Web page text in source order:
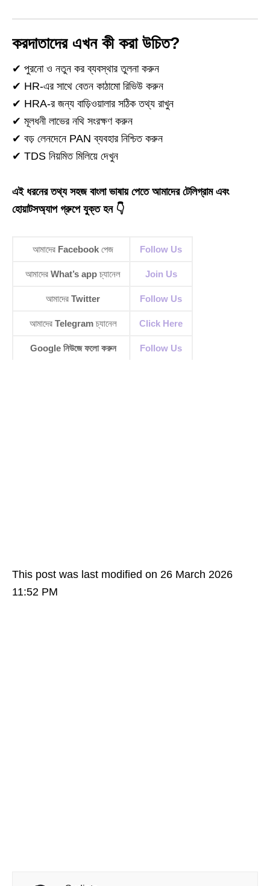
করদাতাদের এখন কী করা উচিত?
✔ পুরনো ও নতুন কর ব্যবস্থার তুলনা করুন
✔ HR‑এর সাথে বেতন কাঠামো রিভিউ করুন
✔ HRA‑র জন্য বাড়িওয়ালার সঠিক তথ্য রাখুন
✔ মূলধনী লাভের নথি সংরক্ষণ করুন
✔ বড় লেনদেনে PAN ব্যবহার নিশ্চিত করুন
✔ TDS নিয়মিত মিলিয়ে দেখুন
এই ধরনের তথ্য সহজ বাংলা ভাষায় পেতে আমাদের টেলিগ্রাম এবং
হোয়াটসঅ্যাপ গ্রুপে যুক্ত হন 👇
আমাদের Facebook পেজ Follow Us
আমাদের What’s appচ্যানেল Join Us
আমাদের Twitter Follow Us
আমাদের Telegramচ্যানেল Click Here
Google নিউজে ফলো করুন Follow Us
This post was last modified on 26 March 2026
11:52 PM